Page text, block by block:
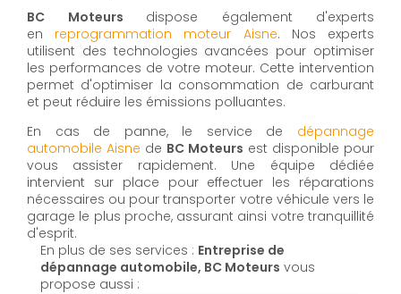
BC Moteurs dispose également d'experts
en
reprogrammation moteur Aisne. Nos experts
utilisent des technologies avancées pour optimiser
les performances de votre moteur. Cette intervention
permet d'optimiser la consommation de carburant
et peut réduire les émissions polluantes.
En cas de panne, le service de dépannage
automobile Aisne de BC Moteurs est disponible pour
vous assister rapidement. Une équipe dédiée
intervient sur place pour effectuer les réparations
nécessaires ou pour transporter votre véhicule vers le
garage le plus proche, assurant ainsi votre tranquillité
d'esprit.
En plus de ses services : Entreprise de
dépannage automobile, BC Moteurs vous
propose aussi :